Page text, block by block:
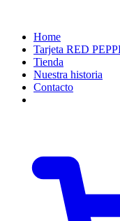
Home
Tarjeta RED
Tienda
Nuestra historia
Contacto